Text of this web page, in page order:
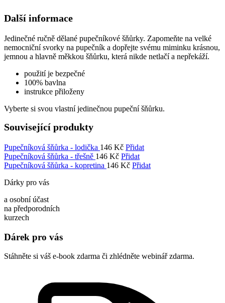
Další informace
Jedinečné ručně dělané pupečníkové šňůrky. Zapomeňte na velké
nemocniční svorky na pupečník a dopřejte svému miminku krásnou,
jemnou a hlavně měkkou šňůrku, která nikde netlačí a nepřekáží.
použití je bezpečné
100% bavlna
instrukce přiloženy
Vyberte si svou vlastní jedinečnou pupeční šňůrku.
Související produkty
Pupečníková šňůrka - lodička 146 Kč Přidat
Pupečníková šňůrka - třešně 146 Kč Přidat
Pupečníková šňůrka - kopretina 146 Kč Přidat
Dárky pro vás
a osobní účast
na předporodních
kurzech
Dárek pro vás
Stáhněte si váš e-book zdarma či zhlédněte webinář zdarma.